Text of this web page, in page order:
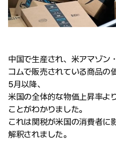
中国で生産され、米アマゾン
コムで販売されている商品の
5月以降、
米国の全体的な物価上昇率よ
ことがわかりました。
これは関税が米国の消費者に
解釈されました。